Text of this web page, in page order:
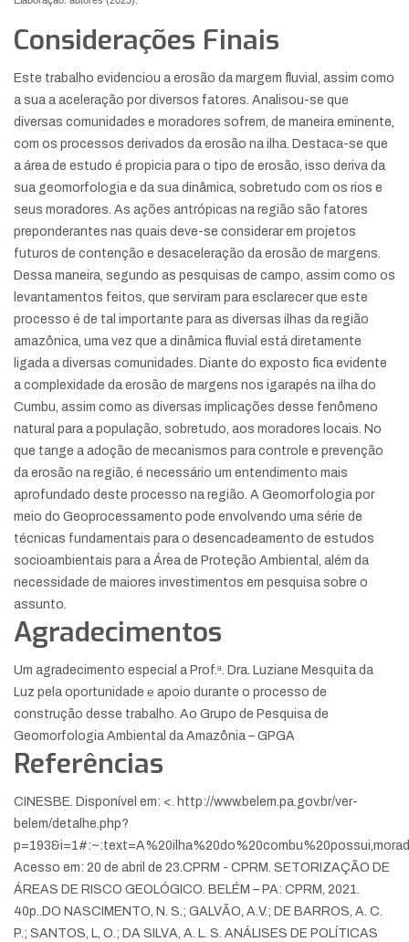
Considerações Finais
Este trabalho evidenciou a erosão da margem fluvial, assim como
a sua a aceleração por diversos fatores. Analisou-se que
diversas comunidades e moradores sofrem, de maneira eminente,
com os processos derivados da erosão na ilha. Destaca-se que
a área de estudo é propicia para o tipo de erosão, isso deriva da
sua geomorfologia e da sua dinâmica, sobretudo com os rios e
seus moradores. As ações antrópicas na região são fatores
preponderantes nas quais deve-se considerar em projetos
futuros de contenção e desaceleração da erosão de margens.
Dessa maneira, segundo as pesquisas de campo, assim como os
levantamentos feitos, que serviram para esclarecer que este
processo é de tal importante para as diversas ilhas da região
amazônica, uma vez que a dinâmica fluvial está diretamente
ligada a diversas comunidades. Diante do exposto fica evidente
a complexidade da erosão de margens nos igarapés na ilha do
Cumbu, assim como as diversas implicações desse fenômeno
natural para a população, sobretudo, aos moradores locais. No
que tange a adoção de mecanismos para controle e prevenção
da erosão na região, é necessário um entendimento mais
aprofundado deste processo na região. A Geomorfologia por
meio do Geoprocessamento pode envolvendo uma série de
técnicas fundamentais para o desencadeamento de estudos
socioambientais para a Área de Proteção Ambiental, além da
necessidade de maiores investimentos em pesquisa sobre o
assunto.
Agradecimentos
Um agradecimento especial a Prof.ª. Dra. Luziane Mesquita da
Luz pela oportunidade е apoio durante o processo de
construção desse trabalho. Ao Grupo de Pesquisa de
Geomorfologia Ambiental da Amazônia – GPGA
Referências
CINESBE. Disponível em: <. http://www.belem.pa.gov.br/ver-
belem/detalhe.php?
Acesso em: 20 de abril de 23.CPRM - CPRM. SETORIZAÇÃO DE
ÁREAS DE RISCO GEOLÓGICO. BELÉM – PA: CPRM, 2021.
40p..DO NASCIMENTO, N. S.; GALVÃO, A.V.; DE BARROS, A. C.
P.; SANTOS, L, O.; DA SILVA, A. L. S. ANÁLISES DE POLÍTICAS